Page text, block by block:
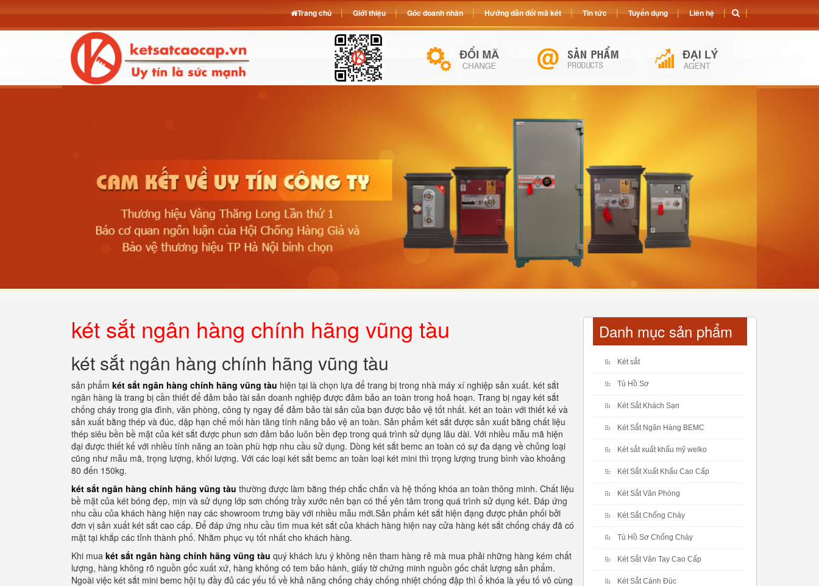
két sắt ngân hàng chính hãng vũng tàu
két sắt ngân hàng chính hãng vũng tàu
sản phẩm két sắt ngân hàng chính hãng vũng tàu hiện tại là chọn lựa để trang bị trong nhà máy xí nghiệp sản xuất. két sắt
ngân hàng là trang bị cần thiết để đảm bảo tài sản doanh nghiệp được đảm bảo an toàn trong hoả hoạn. Trang bị ngay két sắt
chống cháy trong gia đình, văn phòng, công ty ngay để đảm bảo tài sản của bạn được bảo vệ tốt nhất. két an toàn với thiết kế và
sản xuất bằng thép và đúc, dập hạn chế mối hàn tăng tính năng bảo vệ an toàn. Sản phẩm két sắt được sản xuất bằng chất liệu
thép siêu bền bề mặt của két sắt được phun sơn đảm bảo luôn bền đẹp trong quá trình sử dụng lâu dài. Với nhiều mẫu mã hiện
đại được thiết kế với nhiều tính năng an toàn phù hợp nhu cầu sử dụng. Dòng két sắt bemc an toàn có sự đa dạng về chủng loại
cũng như mẫu mã, trọng lượng, khối lượng. Với các loại két sắt bemc an toàn loại két mini thì trọng lượng trung bình vào khoảng
80 đến 150kg.
két sắt ngân hàng chính hãng vũng tàu thường được làm bằng thép chắc chắn và hệ thống khóa an toàn thông minh. Chất liệu
bề mặt của két bóng đẹp, mịn và sử dụng lớp sơn chống trầy xước nên bạn có thể yên tâm trong quá trình sử dụng két. Đáp ứng
nhu cầu của khách hàng hiện nay các showroom trưng bày với nhiều mẫu mới.Sản phẩm két sắt hiện đạng được phân phối bởi
đơn vị sản xuất két sắt cao cấp. Để đáp ứng nhu cầu tìm mua két sắt của khách hàng hiện nay cửa hàng két sắt chống cháy đã có
mặt tại khắp các tỉnh thành phố. Nhằm phục vụ tốt nhất cho khách hàng.
Khi mua két sắt ngân hàng chính hãng vũng tàu quý khách lưu ý không nên tham hàng rẻ mà mua phải những hàng kém chất
lượng, hàng không rõ nguồn gốc xuất xứ, hàng không có tem bảo hành, giấy tờ chứng minh nguồn gốc chất lượng sản phẩm.
Ngoài việc két sắt mini bemc hội tụ đầy đủ các yếu tố về khả năng chống cháy chống nhiệt chống đập thì ổ khóa là yếu tố vô cùng
Danh mục sản phẩm
Két sắt
Tủ Hồ Sơ
Két Sắt Khách Sạn
Két Sắt Ngân Hàng BEMC
Két sắt xuất khẩu mỹ welko
Két Sắt Xuất Khẩu Cao Cấp
Két Sắt Văn Phòng
Két Sắt Chống Cháy
Tủ Hồ Sơ Chống Cháy
Két Sắt Vân Tay Cao Cấp
Két Sắt Cánh Đúc
Trang chủ Giới thiệu Góc doanh nhân Hướng dẫn đổi mã két Tin tức Tuyển dụng Liên hệ